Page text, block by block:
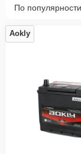
Aokly